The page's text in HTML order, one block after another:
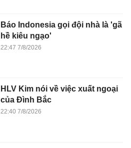
Báo Indonesia gọi đội nhà là 'gã
hề kiêu ngạo'
22:47 7/8/2026
HLV Kim nói về việc xuất ngoại
của Đình Bắc
22:40 7/8/2026